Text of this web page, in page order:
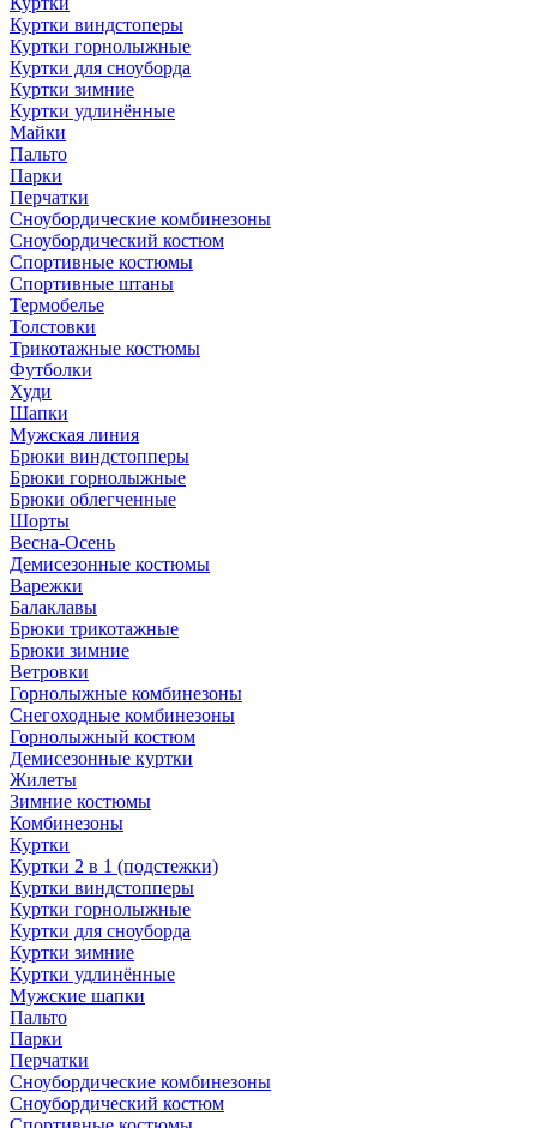
Куртки виндстоперы
Куртки горнолыжные
Куртки для сноуборда
Куртки зимние
Куртки удлинённые
Майки
Пальто
Парки
Перчатки
Сноубордические комбинезоны
Сноубордический костюм
Спортивные костюмы
Спортивные штаны
Термобелье
Толстовки
Трикотажные костюмы
Футболки
Худи
Шапки
Мужская линия
Брюки виндстопперы
Брюки горнолыжные
Брюки облегченные
Шорты
Весна-Осень
Демисезонные костюмы
Варежки
Балаклавы
Брюки трикотажные
Брюки зимние
Ветровки
Горнолыжные комбинезоны
Снегоходные комбинезоны
Горнолыжный костюм
Демисезонные куртки
Жилеты
Зимние костюмы
Комбинезоны
Куртки
Куртки 2 в 1 (подстежки)
Куртки виндстопперы
Куртки горнолыжные
Куртки для сноуборда
Куртки зимние
Куртки удлинённые
Мужские шапки
Пальто
Парки
Перчатки
Сноубордические комбинезоны
Сноубордический костюм